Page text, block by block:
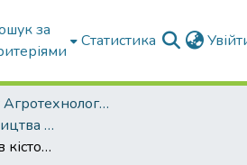
за
Статистика
Факультет Агротехнологій та екології
Кафедра Рослинництва та садівництва ім. професора В.В. Калитки
Придатність сортів кісточкових культур до виготовлення продуктів переробки для дитячого та дієтичного харчування